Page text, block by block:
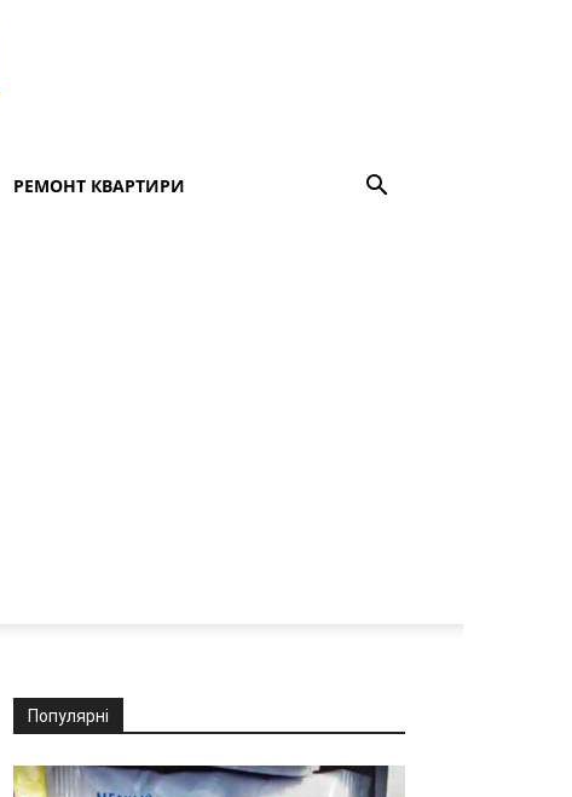
РЕМОНТ КВАРТИРИ
Популярні